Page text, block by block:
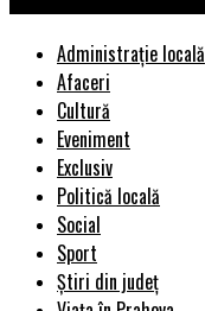
Administrație locală
Afaceri
Cultură
Eveniment
Exclusiv
Politică locală
Social
Sport
Știri din județ